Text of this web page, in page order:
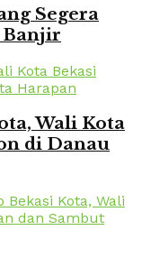
Segera
Wali Kota
di Danau